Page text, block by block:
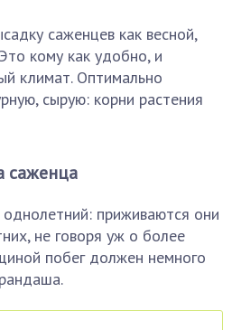
саженцев как весной,
кому как удобно, и
климат. Оптимально
сырую: корни растения
саженца
приживаются они
не говоря уж о более
побег должен немного